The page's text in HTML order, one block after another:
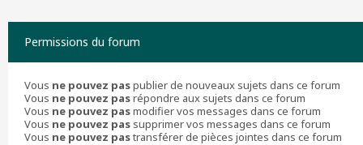
Permissions du forum
Vous ne pouvez paspublier de nouveaux sujets dans ce forum
Vous ne pouvez pasrépondre aux sujets dans ce forum
Vous ne pouvez pasmodifier vos messages dans ce forum
Vous ne pouvez pas supprimer vos messages dans ce forum
Vous ne pouvez pastransférer de pièces jointes dans ce forum